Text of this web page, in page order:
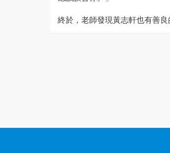
終於，老師發現黃志軒也有善良